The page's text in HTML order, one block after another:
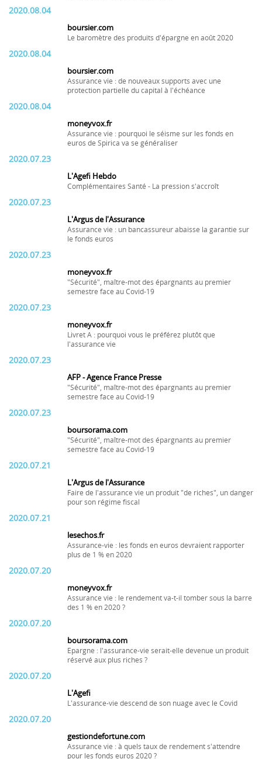
2020.08.04
boursier.com
Le baromètre des produits d'épargne en août 2020
2020.08.04
boursier.com
Assurance vie : de nouveaux supports avec une
protection partielle du capital à l'échéance
2020.08.04
moneyvox.fr
Assurance vie : pourquoi le séisme sur les fonds en
euros de Spirica va se généraliser
2020.07.23
L'Agefi Hebdo
Complémentaires Santé - La pression s'accroît
2020.07.23
L'Argus de l'Assurance
Assurance vie : un bancassureur abaisse la garantie sur
le fonds euros
2020.07.23
moneyvox.fr
"Sécurité", maître-mot des épargnants au premier
semestre face au Covid-19
2020.07.23
moneyvox.fr
Livret A : pourquoi vous le préférez plutôt que
l'assurance vie
2020.07.23
AFP - Agence France Presse
"Sécurité", maître-mot des épargnants au premier
semestre face au Covid-19
2020.07.23
boursorama.com
"Sécurité", maître-mot des épargnants au premier
semestre face au Covid-19
2020.07.21
L'Argus de l'Assurance
Faire de l'assurance vie un produit "de riches", un danger
pour son régime fiscal
2020.07.21
lesechos.fr
Assurance-vie : les fonds en euros devraient rapporter
plus de 1 % en 2020
2020.07.20
moneyvox.fr
Assurance vie : le rendement va-t-il tomber sous la barre
des 1 % en 2020 ?
2020.07.20
boursorama.com
Epargne : l'assurance-vie serait-elle devenue un produit
réservé aux plus riches ?
2020.07.20
L'Agefi
L'assurance-vie descend de son nuage avec le Covid
2020.07.20
gestiondefortune.com
Assurance vie : à quels taux de rendement s'attendre
pour les fonds euros 2020 ?